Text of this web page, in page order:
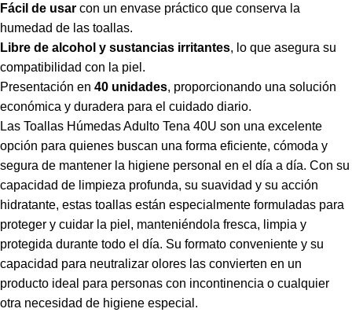
Fácil de usar con un envase práctico que conserva la
humedad de las toallas.
Libre de alcohol y sustancias irritantes, lo que asegura su
compatibilidad con la piel.
Presentación en 40 unidades, proporcionando una solución
económica y duradera para el cuidado diario.
Las Toallas Húmedas Adulto Tena 40U son una excelente
opción para quienes buscan una forma eficiente, cómoda y
segura de mantener la higiene personal en el día a día. Con su
capacidad de limpieza profunda, su suavidad y su acción
hidratante, estas toallas están especialmente formuladas para
proteger y cuidar la piel, manteniéndola fresca, limpia y
protegida durante todo el día. Su formato conveniente y su
capacidad para neutralizar olores las convierten en un
producto ideal para personas con incontinencia o cualquier
otra necesidad de higiene especial.